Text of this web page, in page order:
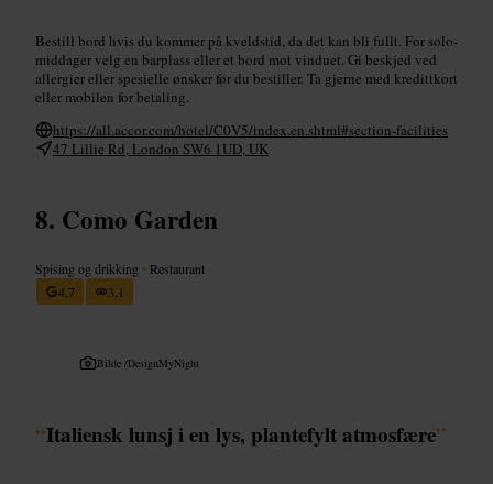
Bestill bord hvis du kommer på kveldstid, da det kan bli fullt. For solo-
middager velg en barplass eller et bord mot vinduet. Gi beskjed ved
allergier eller spesielle ønsker før du bestiller. Ta gjerne med kredittkort
eller mobilen for betaling.
https://all.accor.com/hotel/C0V5/index.en.shtml#section-facilities
47 Lillie Rd, London SW6 1UD, UK
Como Garden
Spising og drikking • Restaurant
4,7
3,1
Bilde /DesignMyNight
“Italiensk lunsj i en lys, plantefylt atmosfære”